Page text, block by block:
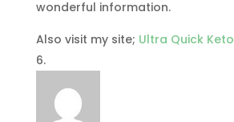
wonderful information.
Also visit my site; Ultra Quick Keto